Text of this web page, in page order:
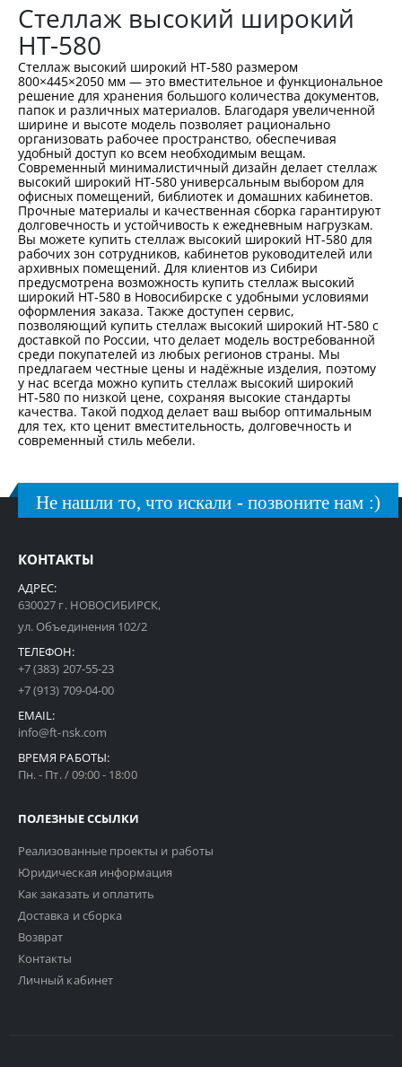
Стеллаж высокий широкий
НТ-580
Стеллаж высокий широкий НТ-580 размером
800×445×2050 мм — это вместительное и функциональное
решение для хранения большого количества документов,
папок и различных материалов. Благодаря увеличенной
ширине и высоте модель позволяет рационально
организовать рабочее пространство, обеспечивая
удобный доступ ко всем необходимым вещам.
Современный минималистичный дизайн делает стеллаж
высокий широкий НТ-580 универсальным выбором для
офисных помещений, библиотек и домашних кабинетов.
Прочные материалы и качественная сборка гарантируют
долговечность и устойчивость к ежедневным нагрузкам.
Вы можете купить стеллаж высокий широкий НТ-580 для
рабочих зон сотрудников, кабинетов руководителей или
архивных помещений. Для клиентов из Сибири
предусмотрена возможность купить стеллаж высокий
широкий НТ-580 в Новосибирске с удобными условиями
оформления заказа. Также доступен сервис,
позволяющий купить стеллаж высокий широкий НТ-580 с
доставкой по России, что делает модель востребованной
среди покупателей из любых регионов страны. Мы
предлагаем честные цены и надёжные изделия, поэтому
у нас всегда можно купить стеллаж высокий широкий
НТ-580 по низкой цене, сохраняя высокие стандарты
качества. Такой подход делает ваш выбор оптимальным
для тех, кто ценит вместительность, долговечность и
современный стиль мебели.
Не нашли то, что искали - позвоните нам :)
КОНТАКТЫ
АДРЕС:
630027 г. НОВОСИБИРСК,
ул. Объединения 102/2
ТЕЛЕФОН:
+7 (383) 207-55-23
+7 (913) 709-04-00
EMAIL:
info@ft-nsk.com
ВРЕМЯ РАБОТЫ:
Пн. - Пт. / 09:00 - 18:00
ПОЛЕЗНЫЕ ССЫЛКИ
Реализованные проекты и работы
Юридическая информация
Как заказать и оплатить
Доставка и сборка
Возврат
Контакты
Личный кабинет